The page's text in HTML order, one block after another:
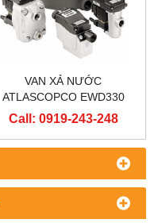
VAN XẢ NƯỚC
ATLASCOPCO EWD330
Call: 0919-243-248